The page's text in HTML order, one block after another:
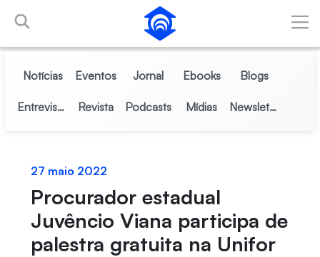
Pular para o Conteúdo principal
Notícias Eventos Jornal Ebooks Blogs
Entrevistas Revista Podcasts Mídias Newsletter
27 maio 2022
Procurador estadual
Juvêncio Viana participa de
palestra gratuita na Unifor